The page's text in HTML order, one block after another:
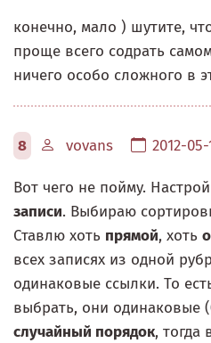
конечно, мало ) шутите,
проще всего содрать
ничего особо сложного в
8 vovans 2012-05-
Вот чего не пойму.
записи. Выбираю
Ставлю хоть прямой, хоть
всех записях из одной
одинаковые ссылки. То
выбрать, они одинаковые
случайный порядок, тогда